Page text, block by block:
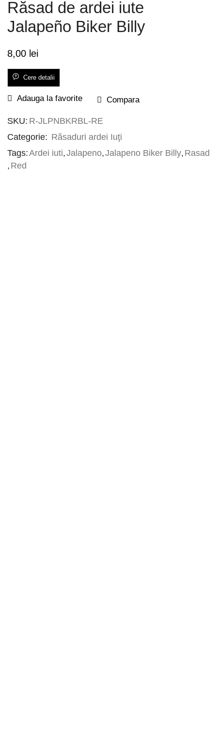
Răsad de ardei iute
Jalapeño Biker Billy
8,00 lei
Cere detalii
Adauga la favorite Compara
SKU: R-JLPNBKRBL-RE
Categorie: Răsaduri ardei Iuţi
Tags:Ardei iuti,Jalapeno,Jalapeno Biker Billy, Rasad
, Red